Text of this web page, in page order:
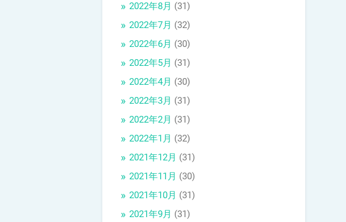
2022年8月 (31)
2022年7月 (32)
2022年6月 (30)
2022年5月 (31)
2022年4月 (30)
2022年3月 (31)
2022年2月 (31)
2022年1月 (32)
2021年12月 (31)
2021年11月 (30)
2021年10月 (31)
2021年9月 (31)